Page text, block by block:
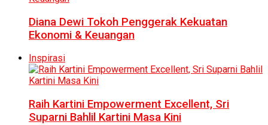
Diana Dewi Tokoh Penggerak Kekuatan
Ekonomi & Keuangan
Inspirasi
Raih Kartini Empowerment Excellent, Sri
Suparni Bahlil Kartini Masa Kini